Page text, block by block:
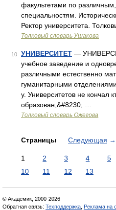
факультетами по
специальностям.
Ректор университета.
Толковый словарь Ушакова
10 УНИВЕРСИТЕТ —
учебное заведение и
различными естественно
гуманитарными
у. Университетов не кончал
образован;&#8230; …
Толковый словарь Ожегова
Страницы Следующая →
1 2 3 4 5
10
11 12 13
© Академик, 2000-2026
Обратная связь: Техподдержка Реклама на